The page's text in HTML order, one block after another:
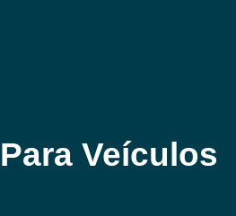
Veículos